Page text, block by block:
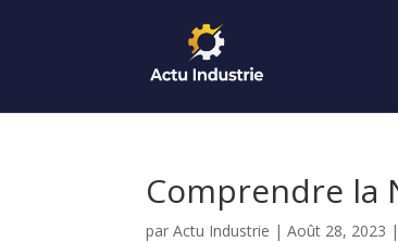
Comprendre la
parActu Industrie |Août 28, 2023 |